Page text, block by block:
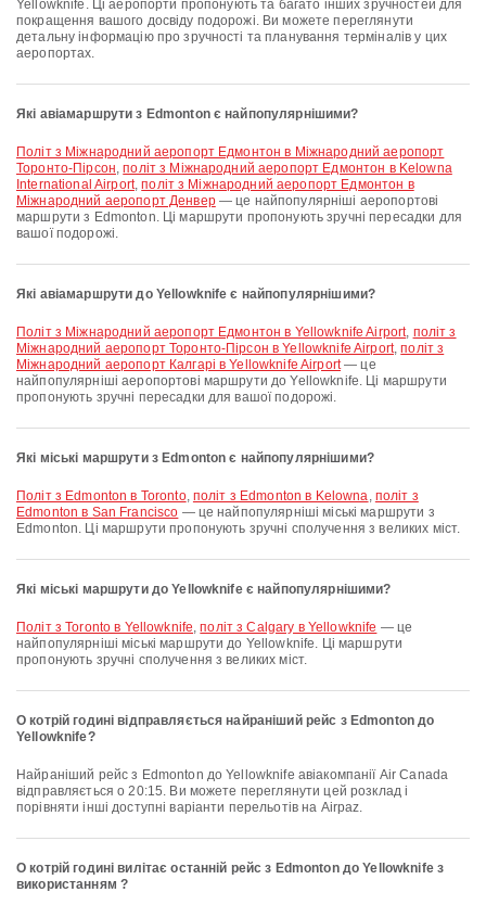
Yellowknife. Ці аеропорти пропонують та багато інших зручностей для
покращення вашого досвіду подорожі. Ви можете переглянути
детальну інформацію про зручності та планування терміналів у цих
аеропортах.
Які авіамаршрути з Edmonton є найпопулярнішими?
політ з Міжнародний аеропорт Едмонтон в Міжнародний аеропорт
Торонто-Пірсон,політ з Міжнародний аеропорт Едмонтон в Kelowna
International Airport,політ з Міжнародний аеропорт Едмонтон в
Міжнародний аеропорт Денвер— це найпопулярніші аеропортові
маршрути з Edmonton. Ці маршрути пропонують зручні пересадки для
вашої подорожі.
Які авіамаршрути до Yellowknife є найпопулярнішими?
політ з Міжнародний аеропорт Едмонтон в Yellowknife Airport, політ з
Міжнародний аеропорт Торонто-Пірсон в Yellowknife Airport,політ з
Міжнародний аеропорт Калгарі в Yellowknife Airport— це
найпопулярніші аеропортові маршрути до Yellowknife. Ці маршрути
пропонують зручні пересадки для вашої подорожі.
Які міські маршрути з Edmonton є найпопулярнішими?
політ з Edmonton в Toronto, політ з Edmonton в Kelowna, політ з
Edmonton в San Francisco — це найпопулярніші міські маршрути з
Edmonton. Ці маршрути пропонують зручні сполучення з великих міст.
Які міські маршрути до Yellowknife є найпопулярнішими?
політ з Toronto в Yellowknife,політ з Calgary в Yellowknife — це
найпопулярніші міські маршрути до Yellowknife. Ці маршрути
пропонують зручні сполучення з великих міст.
О котрій годині відправляється найраніший рейс з Edmonton до
Yellowknife?
Найраніший рейс з Edmonton до Yellowknife авіакомпанії Air Canada
відправляється о 20:15. Ви можете переглянути цей розклад і
порівняти інші доступні варіанти перельотів на Airpaz.
О котрій годині вилітає останній рейс з Edmonton до Yellowknife з
використанням ?